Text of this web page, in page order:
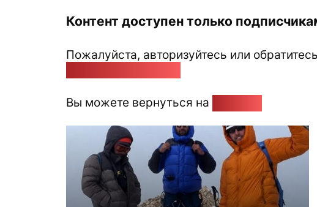
Контент доступен только
Пожалуйста, авторизуйтесь или
Вы можете вернуться на